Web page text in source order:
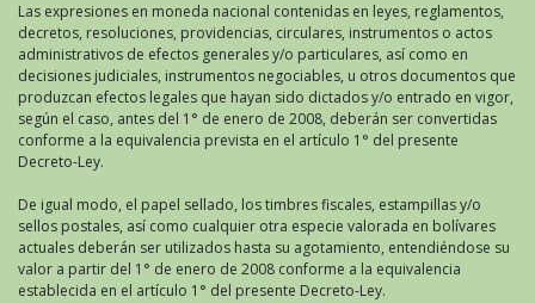
Las expresiones en moneda nacional contenidas en leyes, reglamentos,
decretos, resoluciones, providencias, circulares, instrumentos o actos
administrativos de efectos generales y/o particulares, así como en
decisiones judiciales, instrumentos negociables, u otros documentos que
produzcan efectos legales que hayan sido dictados y/o entrado en vigor,
según el caso, antes del 1° de enero de 2008, deberán ser convertidas
conforme a la equivalencia prevista en el artículo 1° del presente
Decreto-Ley.
De igual modo, el papel sellado, los timbres fiscales, estampillas y/o
sellos postales, así como cualquier otra especie valorada en bolívares
actuales deberán ser utilizados hasta su agotamiento, entendiéndose su
valor a partir del 1° de enero de 2008 conforme a la equivalencia
establecida en el artículo 1° del presente Decreto-Ley.